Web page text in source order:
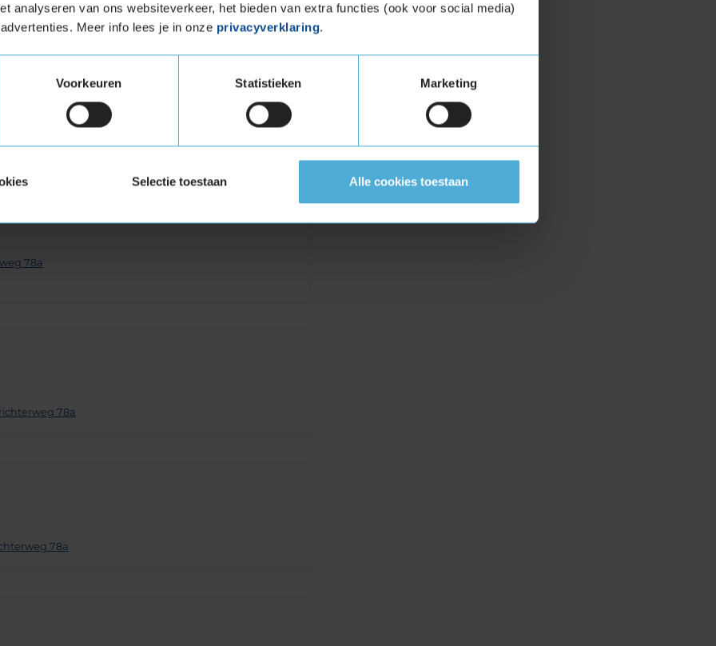
analyseren van ons websiteverkeer, het bieden van extra functies (ook voor social media)
Meer info lees je in onze privacyverklaring.
Voorkeuren Statistieken Marketing
Selectie toestaan Alle cookies toestaan
reviews uit Sittard
van auto-onderhoud door
is gebaseerd op 8
van 10. Hieronder zie je de meest recente
78a
78a
78a